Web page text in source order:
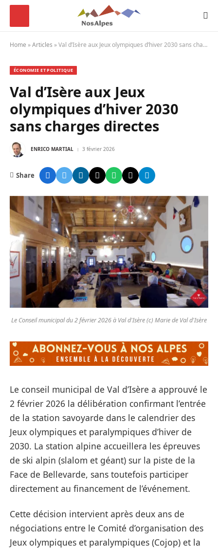
Home »Articles »Val d’Isère aux Jeux olympiques d’hiver 2030 sans charges directes
ÉCONOMIE ET POLITIQUE
Val d’Isère aux Jeux
olympiques d’hiver 2030
sans charges directes
ENRICO MARTIAL 3 février 2026
Share
Le Conseil municipal du 2 février 2026 à Val d'Isère (c) Marie de Val d'Isère
Le conseil municipal de Val d’Isère a approuvé le
2 février 2026 la délibération confirmant l’entrée
de la station savoyarde dans le calendrier des
Jeux olympiques et paralympiques d’hiver de
2030. La station alpine accueillera les épreuves
de ski alpin (slalom et géant) sur la piste de la
Face de Bellevarde, sans toutefois participer
directement au financement de l’événement.
Cette décision intervient après deux ans de
négociations entre le Comité d’organisation des
Jeux olympiques et paralympiques (Cojop) et la